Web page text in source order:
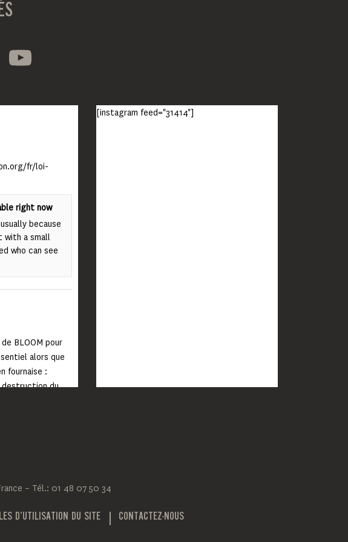
fr/loi-
right now
because
with a small
who can see
BLOOM pour
alors que
fournaise :
du
vous sur
bio) pour
deux choses
de tout ... Voir plus
[instagram feed="31414"]
– Tél.: 01 48 07 50 34
D’UTILISATION DU SITE CONTACTEZ-NOUS